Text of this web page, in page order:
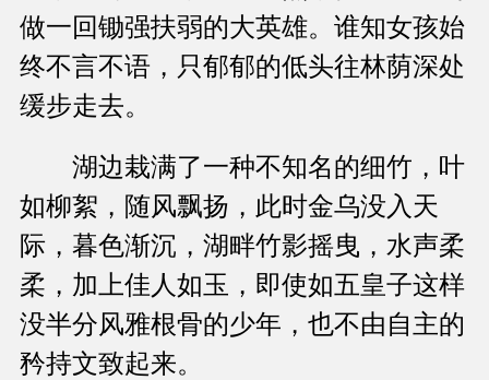
做一回锄强扶弱的大英雄。谁知女孩始
终不言不语，只郁郁的低头往林荫深处
缓步走去。
湖边栽满了一种不知名的细竹，叶
如柳絮，随风飘扬，此时金乌没入天
际，暮色渐沉，湖畔竹影摇曳，水声柔
柔，加上佳人如玉，即使如五皇子这样
没半分风雅根骨的少年，也不由自主的
矜持文致起来。